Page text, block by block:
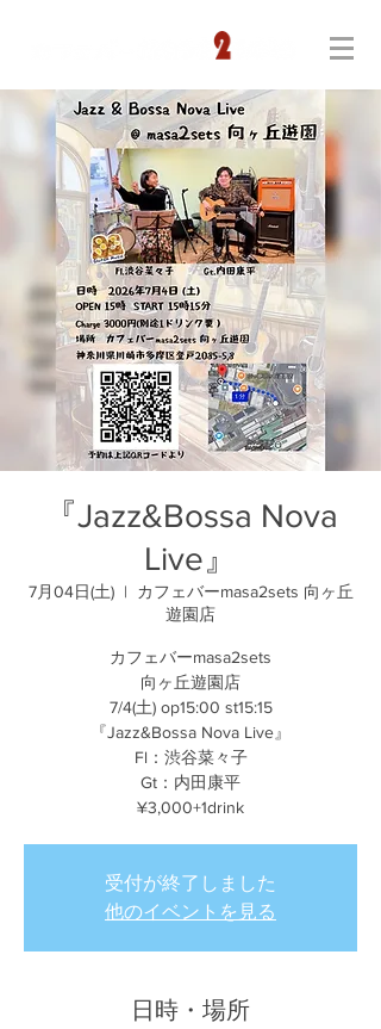
『Jazz&Bossa Nova
Live』
7月04日(土)
  |
カフェバーmasa2sets 向ヶ丘
遊園店
カフェバーmasa2sets
向ヶ丘遊園店
7/4(土) op15:00 st15:15
『Jazz&Bossa Nova Live』
Fl：渋谷菜々子
Gt：内田康平
¥3,000+1drink
受付が終了しました
他のイベントを見る
日時・場所